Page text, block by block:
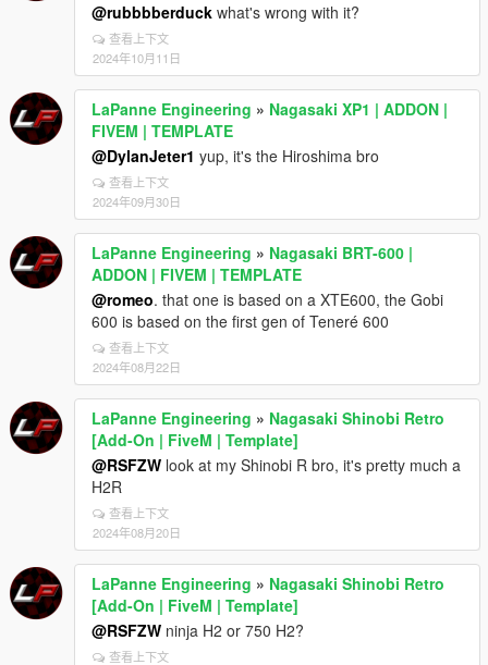
@rubbbberduck what's wrong with it?
查看上下文
2024年10月11日
LaPanne Engineering » Nagasaki XP1 | ADDON |
FIVEM | TEMPLATE
@DylanJeter1 yup, it's the Hiroshima bro
查看上下文
2024年09月30日
LaPanne Engineering » Nagasaki BRT-600 |
ADDON | FIVEM | TEMPLATE
@romeo. that one is based on a XTE600, the Gobi
600 is based on the first gen of Teneré 600
查看上下文
2024年08月22日
LaPanne Engineering » Nagasaki Shinobi Retro
[Add-On | FiveM | Template]
@RSFZW look at my Shinobi R bro, it's pretty much a
H2R
查看上下文
2024年08月20日
LaPanne Engineering » Nagasaki Shinobi Retro
[Add-On | FiveM | Template]
@RSFZW ninja H2 or 750 H2?
查看上下文